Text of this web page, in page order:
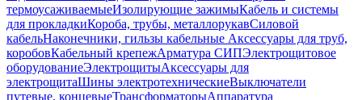
термоусаживаемыеИзолирующие зажимыКабель и системы
для прокладкиКороба, трубы, металлорукавСиловой
кабельНаконечники, гильзы кабельные Аксессуары для труб,
коробовКабельный крепежАрматура СИПЭлектрощитовое
оборудованиеЭлектрощитыАксессуары для
электрощитаШины электротехническиеВыключатели
путевые, концевыеТрансформаторыАппаратура